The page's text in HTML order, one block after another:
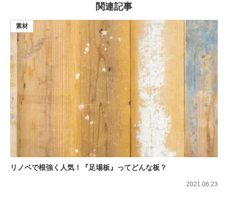
関連記事
リノベで根強く人気！『足場板』ってどんな板？
素材
2021.06.23